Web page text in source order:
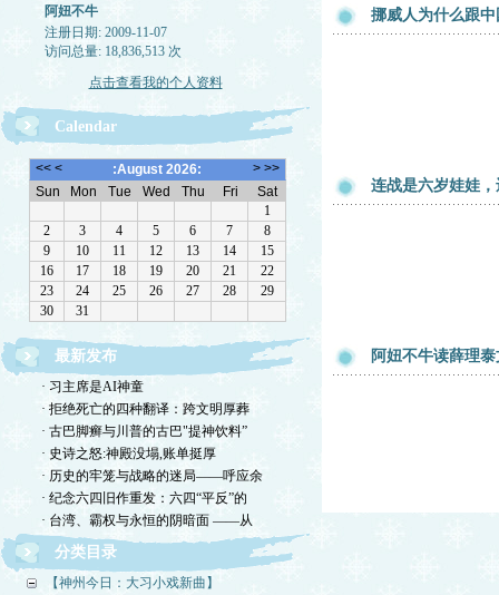
阿妞不牛
注册日期: 2009-11-07
访问总量: 18,836,513 次
点击查看我的个人资料
Calendar
最新发布
· 习主席是AI神童
· 拒绝死亡的四种翻译：跨文明厚葬
· 古巴脚癣与川普的古巴"提神饮料”
· 史诗之怒:神殿没塌,账单挺厚
· 历史的牢笼与战略的迷局——呼应余
· 纪念六四旧作重发：六四“平反”的
· 台湾、霸权与永恒的阴暗面 ——从
分类目录
【神州今日：大习小戏新曲】
挪威人为什么跟
连战是六岁娃娃
阿妞不牛读薛理